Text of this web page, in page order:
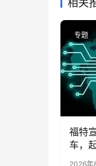
相关
专题
福特
车，
2026年